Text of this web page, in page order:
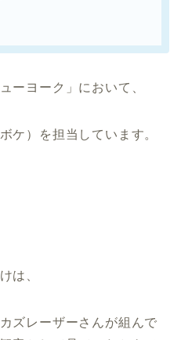
ーヨーク」において、
ケ）を担当しています。
は、
ズレーザーさんが組んで